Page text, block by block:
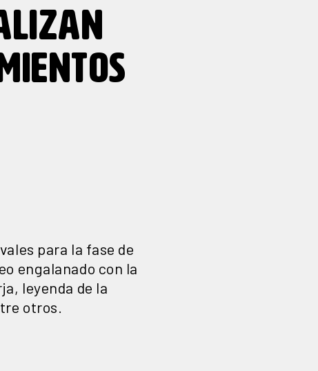
para la fase de
engalanado con la
leyenda de la
otros.